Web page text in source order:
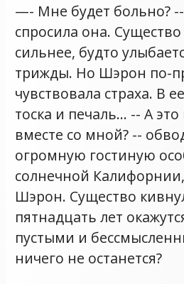
—- Мне будет больно?
спросила она.
сильнее, будто
трижды. Но Шэрон по-
чувствовала страха. В
тоска и печаль… -- А это
вместе со мной? --
огромную гостиную
солнечной
Шэрон. Существо
пятнадцать лет
пустыми и
ничего не останется?